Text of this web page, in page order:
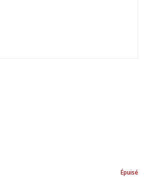
Épuisé